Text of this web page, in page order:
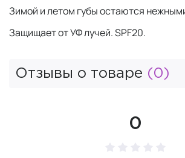
Зимой и летом губы остаются
Защищает от УФ лучей. SPF20.
Отзывы о товаре (0)
0